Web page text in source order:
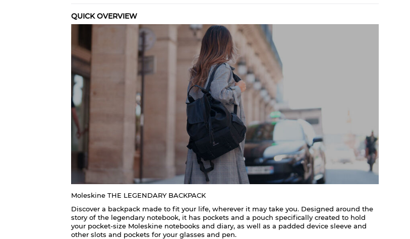
QUICK OVERVIEW
Moleskine THE LEGENDARY BACKPACK
Discover a backpack made to fit your life, wherever it may take you. Designed around the
story of the legendary notebook, it has pockets and a pouch specifically created to hold
your pocket-size Moleskine notebooks and diary, as well as a padded device sleeve and
other slots and pockets for your glasses and pen.